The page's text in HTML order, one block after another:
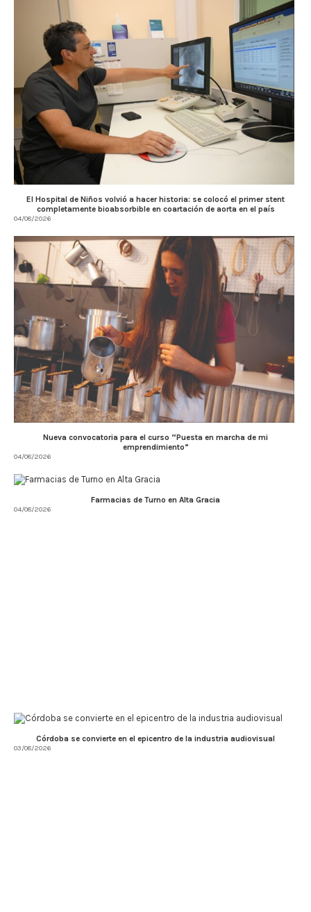
El Hospital de Niños volvió a hacer historia: se colocó el primer stent
completamente bioabsorbible en coartación de aorta en el país
04/08/2026
Nueva convocatoria para el curso “Puesta en marcha de mi
emprendimiento”
04/08/2026
Farmacias de Turno en Alta Gracia
04/08/2026
Córdoba se convierte en el epicentro de la industria audiovisual
03/08/2026